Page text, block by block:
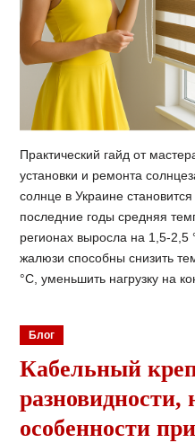
Практический гайд от
установки и ремонта
солнце в Украине
последние годы средняя
регионах выросла на 1,5-
жалюзи способны снизить
°C, уменьшить нагрузку на
Блог
Кабельный
разновидности,
особенности